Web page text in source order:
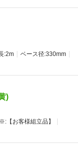
:2m
ベース径:330mm
)
【お客様組立品】